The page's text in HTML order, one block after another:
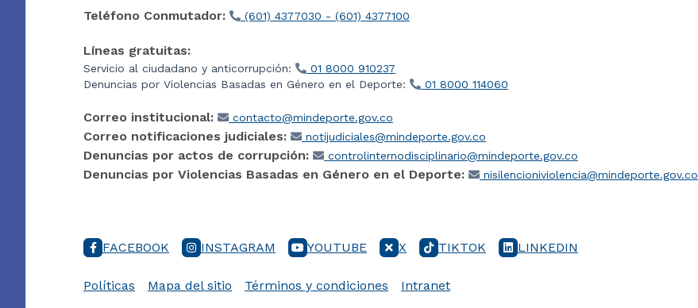
Teléfono Conmutador: (601) 4377030 - (601) 4377100
Líneas gratuitas:
Servicio al ciudadano y anticorrupción:
01 8000 910237
Denuncias por Violencias Basadas en Género en el Deporte:
01 8000 114060
Correo institucional: contacto@mindeporte.gov.co
Correo notificaciones judiciales: notijudiciales@mindeporte.gov.co
Denuncias por actos de corrupción: controlinternodisciplinario@mindeporte.gov.co
Denuncias por Violencias Basadas en Género en el Deporte: nisilencioniviolencia@mindeporte.gov.co
FACEBOOK INSTAGRAM YOUTUBE X TIKTOK LINKEDIN
Políticas Mapa del sitio Términos y condiciones Intranet